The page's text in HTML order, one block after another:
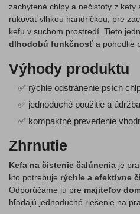
zachytené chlpy a nečistoty z
rukoväť vlhkou handričkou; pre
kefu v suchom prostredí. Tieto
dlhodobú funkčnosť a pohodlie
Výhody produktu
✅ rýchle odstránenie psích
✅ jednoduché použitie a údržba
✅ kompaktné prevedenie
Zhrnutie
Kefa na čistenie čalúnenia je
kto potrebuje rýchle a efektívne
Odporúčame ju pre majiteľov
hľadajú jednoduché riešenie na